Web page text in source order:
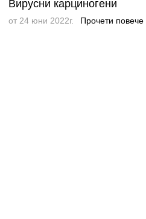
Вирусни карциногени
от 24 юни 2022г. Прочети повече